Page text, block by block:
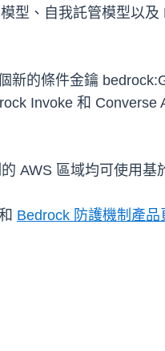
型、自我託管模型以及
新的條件金鑰
Invoke 和
AWS 區域均可使用
Bedrock 防護機制產品